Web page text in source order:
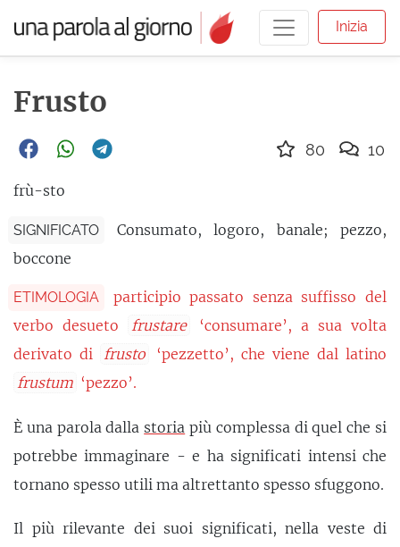
Inizia
Frusto
frù-sto
SIGNIFICATO
Consumato, logoro, banale; pezzo,
boccone
ETIMOLOGIA
participio passato senza suffisso del
verbo desueto
frustare
‘consumare’, a sua volta
derivato di frusto
‘pezzetto’, che viene dal latino
frustum ‘pezzo’.
È una parola dalla storia più complessa di quel che si
potrebbe immaginare - e ha significati intensi che
tornano spesso utili ma altrettanto spesso sfuggono.
Il più rilevante dei suoi significati, nella veste di
80 10